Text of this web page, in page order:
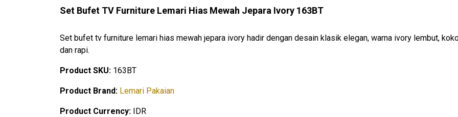
Set Bufet TV Furniture Lemari Hias Mewah Jepara Ivory 163BT
Set bufet tv furniture lemari hias mewah jepara ivory hadir dengan desain klasik elegan, warna ivory lembut,
dan rapi.
Product SKU: 163BT
Product Brand: Lemari Pakaian
Product Currency: IDR